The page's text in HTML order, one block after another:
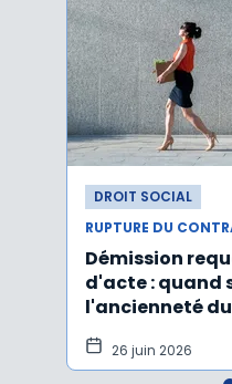
DROIT SOCIAL
RUPTURE DU
Démission
d'acte : quand
l'ancienneté
26 juin 2026